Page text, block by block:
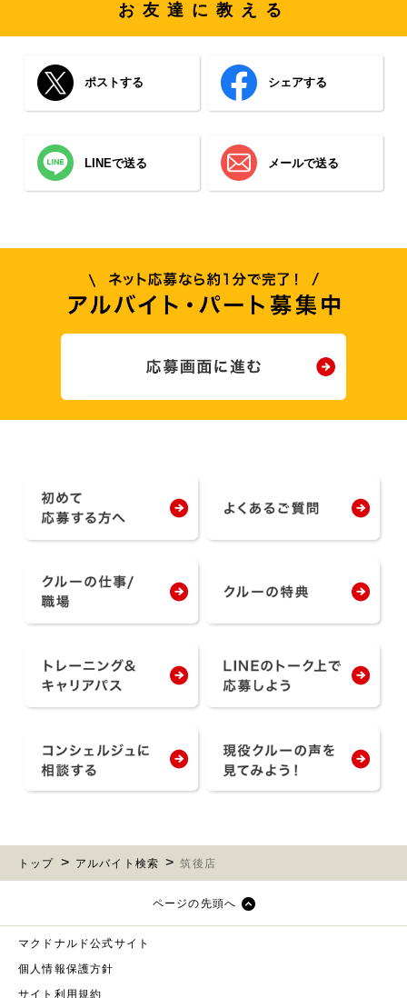
お友達に教える
ポストする シェアする
LINEで送る メールで送る
トップ アルバイト検索 筑後店
ページの先頭へ
マクドナルド公式サイト
個人情報保護方針
サイト利用規約